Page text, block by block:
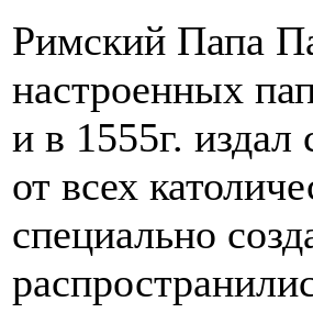
Римский Папа
настроенных
и в 1555г. издал
от всех
специально